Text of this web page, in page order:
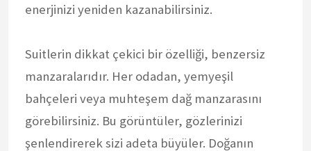
enerjinizi yeniden kazanabilirsiniz.
Suitlerin dikkat çekici bir özelliği, benzersiz
manzaralarıdır. Her odadan, yemyeşil
bahçeleri veya muhteşem dağ manzarasını
görebilirsiniz. Bu görüntüler, gözlerinizi
şenlendirerek sizi adeta büyüler. Doğanın